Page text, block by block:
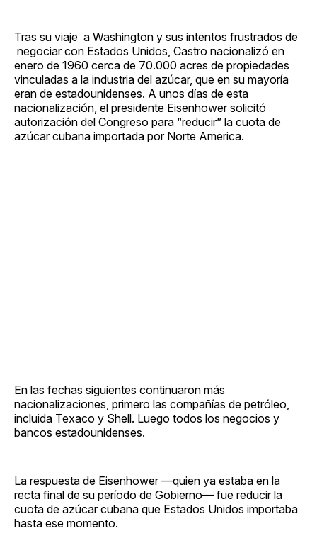
Tras su viaje a Washington y sus intentos frustrados de
negociar con Estados Unidos, Castro nacionalizó en
enero de 1960 cerca de 70.000 acres de propiedades
vinculadas a la industria del azúcar, que en su mayoría
eran de estadounidenses. A unos días de esta
nacionalización, el presidente Eisenhower solicitó
autorización del Congreso para “reducir” la cuota de
azúcar cubana importada por Norte America.
En las fechas siguientes continuaron más
nacionalizaciones, primero las compañías de petróleo,
incluida Texaco y Shell. Luego todos los negocios y
bancos estadounidenses.
La respuesta de Eisenhower —quien ya estaba en la
recta final de su período de Gobierno— fue reducir la
cuota de azúcar cubana que Estados Unidos importaba
hasta ese momento.